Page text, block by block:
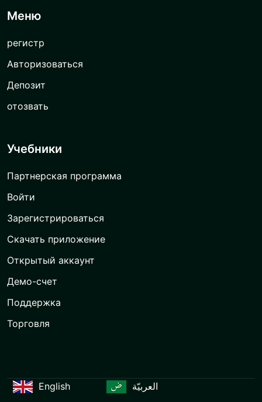
Меню
регистр
Авторизоваться
Депозит
отозвать
Учебники
Партнерская программа
Войти
Зарегистрироваться
Скачать приложение
Открытый аккаунт
Демо-счет
Поддержка
Торговля
English العربيّة